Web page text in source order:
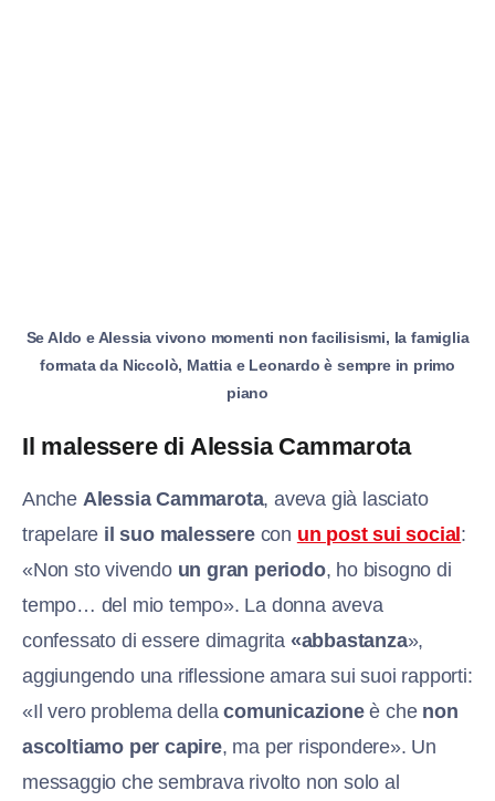
Se Aldo e Alessia vivono momenti non facilisismi, la famiglia
formata da Niccolò, Mattia e Leonardo è sempre in primo
piano
Il malessere di Alessia Cammarota
Anche Alessia Cammarota, aveva già lasciato
trapelare il suo malesserecon un post sui social :
«Non sto vivendo un gran periodo, ho bisogno di
tempo… del mio tempo». La donna aveva
confessato di essere dimagrita «abbastanza»,
aggiungendo una riflessione amara sui suoi rapporti:
«Il vero problema dellacomunicazioneè che non
ascoltiamo per capire, ma per rispondere». Un
messaggio che sembrava rivolto non solo al